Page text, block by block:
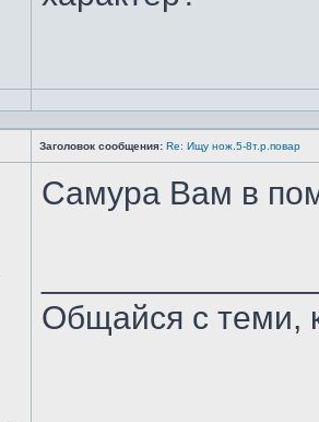
Заголовок сообщения: Re: Ищу нож.5-8т.р.повар
Самура Вам в
Общайся с теми,